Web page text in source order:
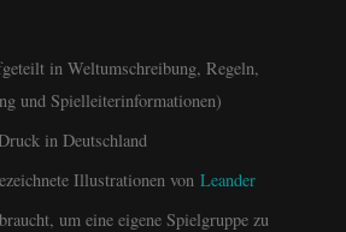
in Weltumschreibung, Regeln,
und Spielleiterinformationen)
in Deutschland
Illustrationen vonLeander
um eine eigene Spielgruppe zu